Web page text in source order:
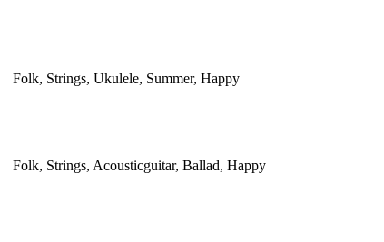
Folk, Strings, Ukulele, Summer, Happy
Folk, Strings, Acousticguitar, Ballad, Happy